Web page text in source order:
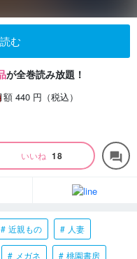
む
が全巻読み放題！
額 440 円（税込）
いいね 18 forum
近親もの 人妻
メガネ 桃園書房